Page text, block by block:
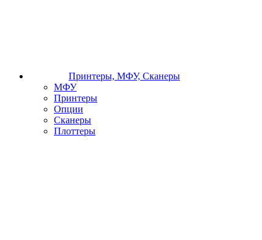
Принтеры, МФУ, Сканеры
МФУ
Принтеры
Опции
Сканеры
Плоттеры